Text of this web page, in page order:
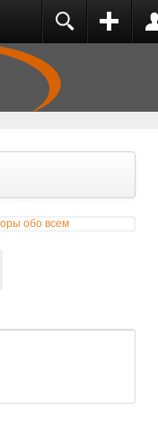
на сайт Motolulka.ru! Если
пожалуйста,
обо всем